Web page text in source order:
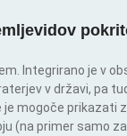
Integrirano je v
v državi, pa
mogoče prikazati
(na primer samo